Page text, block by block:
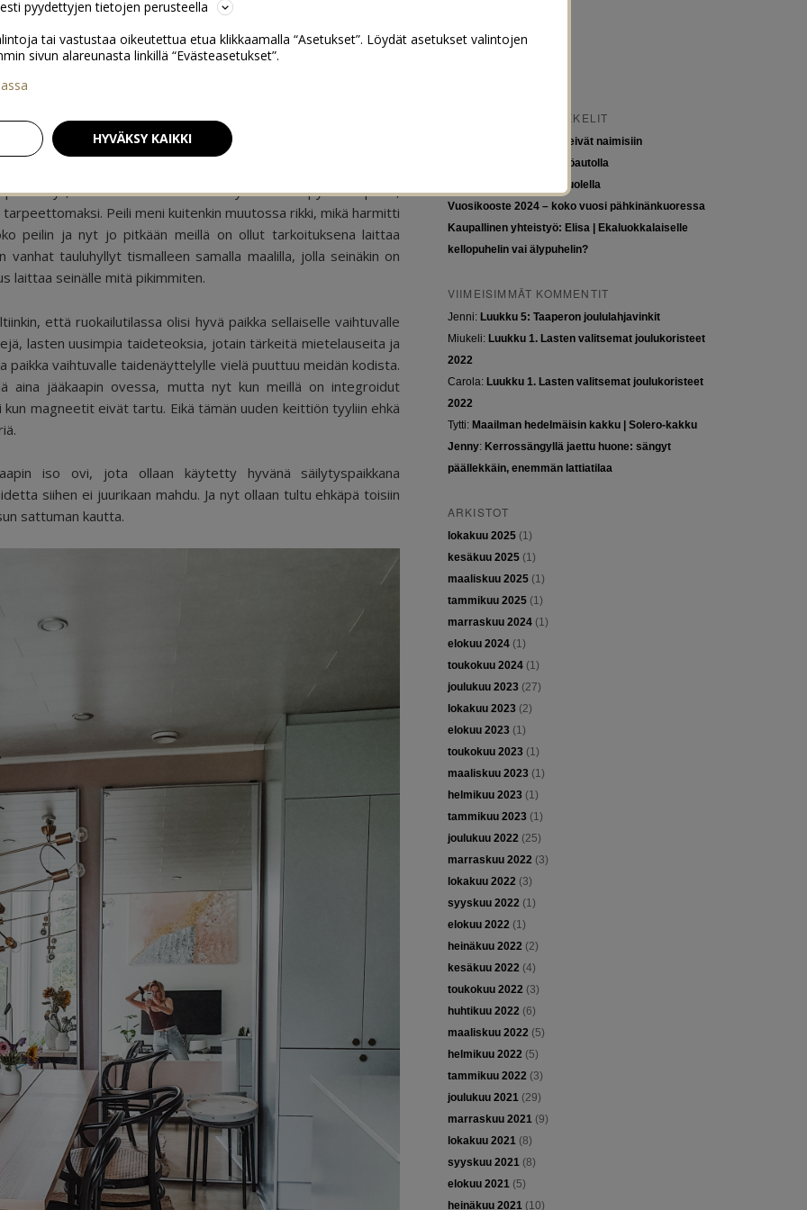
että haluan ruokailutilaan yhden ison pyöreän peilin,
Peili meni kuitenkin muutossa rikki, mikä harmitti
peilin ja nyt jo pitkään meillä on ollut tarkoituksena laittaa
vanhat tauluhyllyt tismalleen samalla maalilla, jolla seinäkin on
laittaa seinälle mitä pikimmiten.
että ruokailutilassa olisi hyvä paikka sellaiselle vaihtuvalle
lasten uusimpia taideteoksia, jotain tärkeitä mietelauseita ja
paikka vaihtuvalle taidenäyttelylle vielä puuttuu meidän kodista.
aina jääkaapin ovessa, mutta nyt kun meillä on integroidut
kun magneetit eivät tartu. Eikä tämän uuden keittiön tyyliin ehkä
iso ovi, jota ollaan käytetty hyvänä säilytyspaikkana
siihen ei juurikaan mahdu. Ja nyt ollaan tultu ehkäpä toisiin
sattuman kautta.
VIIMEISIMMÄT ARTIKKELIT
Tytöt kuuluvat kouluun, eivät naimisiin
Euroopan roadtrip sähköautolla
Tyttöjen ja tasa-arvon puolella
Vuosikooste 2024 – koko vuosi pähkinänkuoressa
Kaupallinen yhteistyö: Elisa | Ekaluokkalaiselle
kellopuhelin vai älypuhelin?
VIIMEISIMMÄT KOMMENTIT
Jenni: Luukku 5: Taaperon joululahjavinkit
Miukeli: Luukku 1. Lasten valitsemat joulukoristeet
2022
Carola: Luukku 1. Lasten valitsemat joulukoristeet
2022
Tytti: Maailman hedelmäisin kakku | Solero-kakku
Jenny: Kerrossängyllä jaettu huone: sängyt
päällekkäin, enemmän lattiatilaa
ARKISTOT
lokakuu 2025(1)
kesäkuu 2025(1)
maaliskuu 2025(1)
tammikuu 2025(1)
marraskuu 2024(1)
elokuu 2024(1)
toukokuu 2024(1)
joulukuu 2023(27)
lokakuu 2023(2)
elokuu 2023(1)
toukokuu 2023(1)
maaliskuu 2023(1)
helmikuu 2023(1)
tammikuu 2023(1)
joulukuu 2022(25)
marraskuu 2022(3)
lokakuu 2022(3)
syyskuu 2022(1)
elokuu 2022(1)
heinäkuu 2022(2)
kesäkuu 2022(4)
toukokuu 2022(3)
huhtikuu 2022(6)
maaliskuu 2022(5)
helmikuu 2022(5)
tammikuu 2022(3)
joulukuu 2021(29)
marraskuu 2021(9)
lokakuu 2021(8)
syyskuu 2021(8)
elokuu 2021(5)
heinäkuu 2021(10)
pyydettyjen tietojen perusteella
tai vastustaa oikeutettua etua klikkaamalla “Asetukset”. Löydät asetukset valintojen
sivun alareunasta linkillä “Evästeasetukset”.
HYVÄKSY KAIKKI